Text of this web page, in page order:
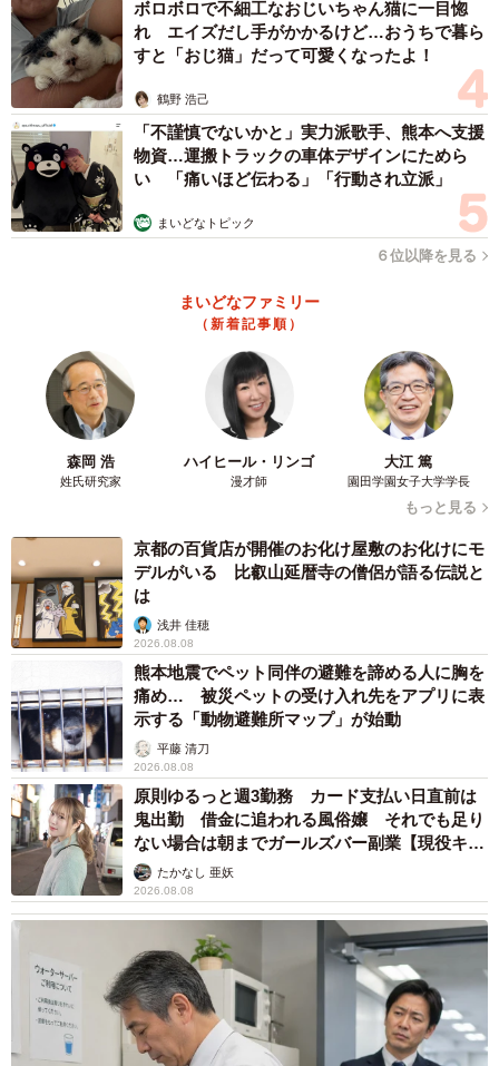
ボロボロで不細工なおじいちゃん猫に一目惚
れ エイズだし手がかかるけど…おうちで暮ら
すと「おじ猫」だって可愛くなったよ！
鶴野 浩己
「不謹慎でないかと」実力派歌手、熊本へ支援
物資…運搬トラックの車体デザインにためら
い 「痛いほど伝わる」「行動され立派」
まいどなトピック
６位以降を見る
まいどなファミリー
（新着記事順）
森岡 浩
姓氏研究家
ハイヒール・リンゴ
漫才師
大江 篤
園田学園女子大学学長
もっと見る
京都の百貨店が開催のお化け屋敷のお化けにモ
デルがいる 比叡山延暦寺の僧侶が語る伝説と
は
浅井 佳穂
2026.08.08
熊本地震でペット同伴の避難を諦める人に胸を
痛め… 被災ペットの受け入れ先をアプリに表
示する「動物避難所マップ」が始動
平藤 清刀
2026.08.08
原則ゆるっと週3勤務 カード支払い日直前は
鬼出勤 借金に追われる風俗嬢 それでも足り
ない場合は朝までガールズバー副業【現役キャ
ストに取材】
たかなし 亜妖
2026.08.08